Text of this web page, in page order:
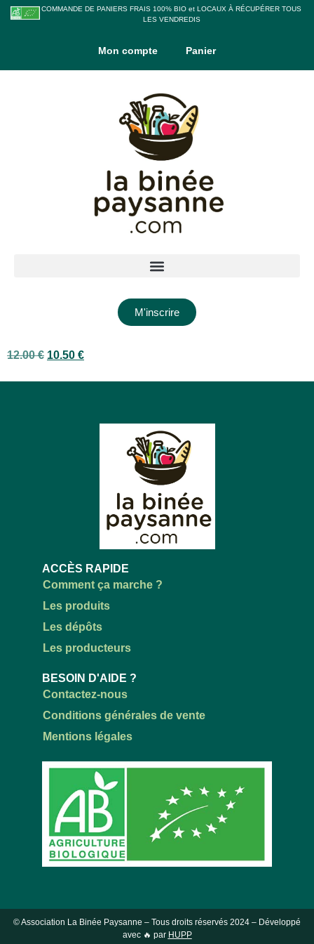
COMMANDE DE PANIERS FRAIS 100% BIO et LOCAUX À RÉCUPÉRER TOUS
LES VENDREDIS
Mon compte Panier
M'inscrire
12.00€ 10.50 €
ACCÈS RAPIDE
Comment ça marche ?
Les produits
Les dépôts
Les producteurs
BESOIN D'AIDE ?
Contactez-nous
Conditions générales de vente
Mentions légales
© Association La Binée Paysanne – Tous droits réservés 2024 – Développé
avec 🔥 par HUPP